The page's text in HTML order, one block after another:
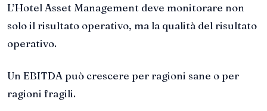
L’Hotel Asset Management deve monitorare non
solo il risultato operativo, ma la qualità del risultato
operativo.
Un EBITDA può crescere per ragioni sane o per
ragioni fragili.